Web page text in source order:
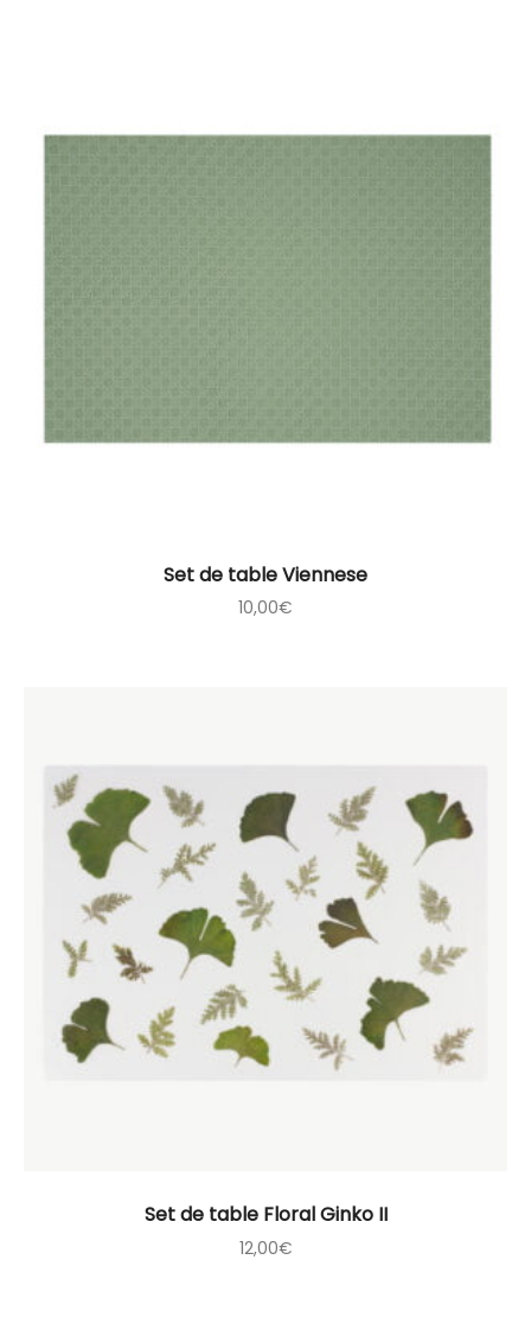
Set de table Viennese
10,00€
Set de table Floral Ginko II
12,00€